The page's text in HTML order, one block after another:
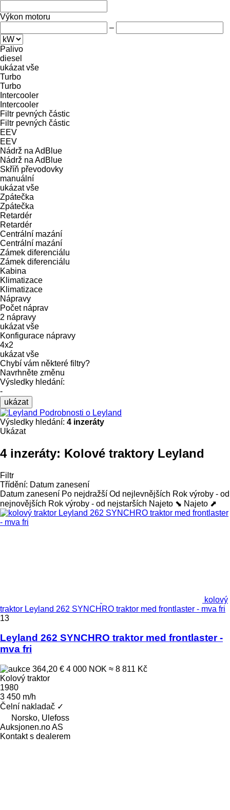
Výkon motoru
–
Palivo
diesel
ukázat vše
Turbo
Turbo
Intercooler
Intercooler
Filtr pevných částic
Filtr pevných částic
EEV
EEV
Nádrž na AdBlue
Nádrž na AdBlue
Skříň převodovky
manuální
ukázat vše
Zpátečka
Zpátečka
Retardér
Retardér
Centrální mazání
Centrální mazání
Zámek diferenciálu
Zámek diferenciálu
Kabina
Klimatizace
Klimatizace
Nápravy
Počet náprav
2 nápravy
ukázat vše
Konfigurace nápravy
4x2
ukázat vše
Chybí vám některé filtry?
Navrhněte změnu
Výsledky hledání:
-
ukázat
Podrobnosti o Leyland
Výsledky hledání: 4 inzeráty
Ukázat
4 inzeráty: Kolové traktory Leyland
Filtr
Třídění: Datum zanesení
Datum zanesení Po nejdražší Od nejlevnějších Rok výroby - od
nejnovějších Rok výroby - od nejstarších Najeto ⬊ Najeto ⬈
kolový
traktor Leyland 262 SYNCHRO traktor med frontlaster - mva fri
13
Leyland 262 SYNCHRO traktor med frontlaster -
mva fri
364,20 € 4 000 NOK ≈ 8 811 Kč
Kolový traktor
1980
3 450 m/h
Čelní nakladač ✓
Norsko, Ulefoss
Auksjonen.no AS
Kontakt s dealerem